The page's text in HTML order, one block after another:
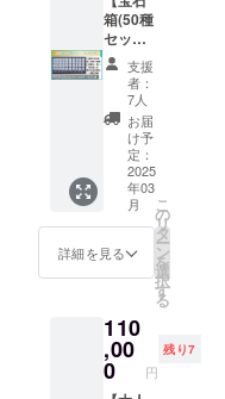
石オン
ライン
講座
2024年
12月4日
(水)
19:00~
20:00
予定 1
か月間
限定
アーカ
き ※実
際のデ
とは異
なる場
合がご
ざいま
す。 ※
が書き
入れら
れま
す。 さ
らに、
ロード
クロサ
イトの
原石も
セット
になっ
ていま
す！ 本
物の宝
楽しみ
くださ
い。 こ
年以上
かかる
見込み
です
するこ
とにな
りまし
た！！
GENKI
LABO
で特別
な体験
をしよ
う！動
画でみ
た実験
を実際
ら一日
中学ぶ
ことが
できる
箱(50種
セッ
ト)】 元
気先生
が国
内・海
外で実
際に採
掘・買
い付け
をした
カラフ
ルな宝
石と原
です！
ダイヤ
モン
ド、ル
支援
者：
7人
お届
け予
定：
2025
年03
月
詳細を見る
こ
の
リ
タ
ー
ン
を
選
択
す
る
110
,00
0 円
残り7